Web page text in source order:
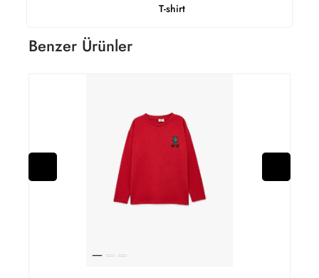
T-shirt
Benzer Ürünler